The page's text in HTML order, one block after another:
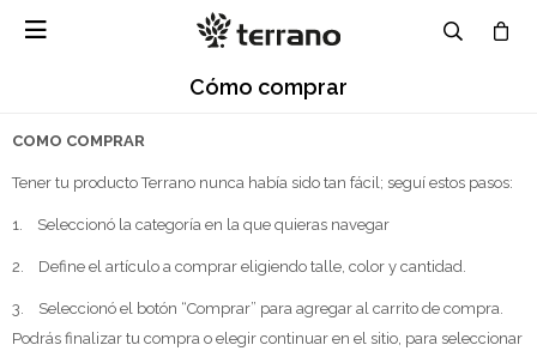

Cómo comprar
COMO COMPRAR
Tener tu producto Terrano nunca había sido tan fácil; seguí estos pasos:
1. Seleccionó la categoría en la que quieras navegar
2. Define el artículo a comprar eligiendo talle, color y cantidad.
3. Seleccionó el botón “Comprar” para agregar al carrito de compra.
Podrás finalizar tu compra o elegir continuar en el sitio, para seleccionar